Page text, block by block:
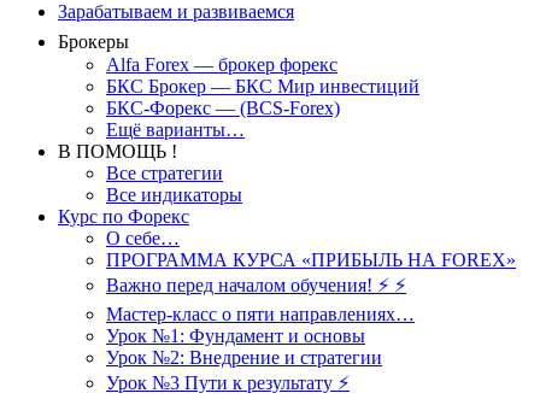
Зарабатываем и развиваемся
Брокеры
Alfa Forex — брокер форекс
БКС Брокер — БКС Мир инвестиций
БКС-Форекс — (BCS-Forex)
Ещё варианты…
В ПОМОЩЬ !
Все стратегии
Все индикаторы
Курс по Форекс
О себе…
ПРОГРАММА КУРСА «ПРИБЫЛЬ НА FOREX»
Важно перед началом обучения! ⚡ ⚡
Мастер-класс о пяти направлениях…
Урок №1: Фундамент и основы
Урок №2: Внедрение и стратегии
Урок №3 Пути к результату ⚡️